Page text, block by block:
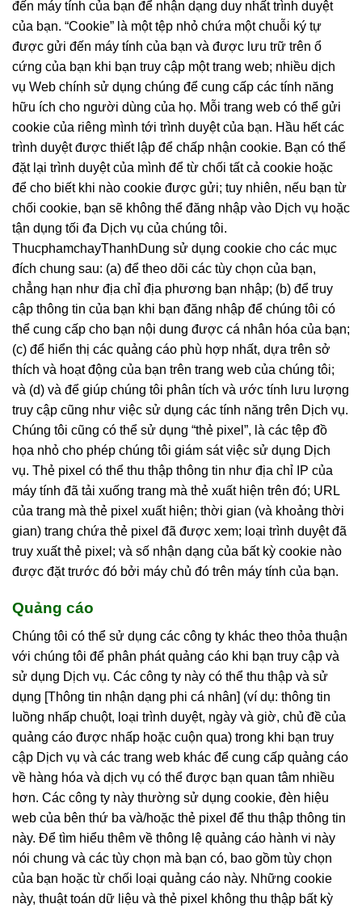
đến máy tính của bạn để nhận dạng duy nhất trình duyệt
của bạn. “Cookie” là một tệp nhỏ chứa một chuỗi ký tự
được gửi đến máy tính của bạn và được lưu trữ trên ổ
cứng của bạn khi bạn truy cập một trang web; nhiều dịch
vụ Web chính sử dụng chúng để cung cấp các tính năng
hữu ích cho người dùng của họ. Mỗi trang web có thể gửi
cookie của riêng mình tới trình duyệt của bạn. Hầu hết các
trình duyệt được thiết lập để chấp nhận cookie. Bạn có thể
đặt lại trình duyệt của mình để từ chối tất cả cookie hoặc
để cho biết khi nào cookie được gửi; tuy nhiên, nếu bạn từ
chối cookie, bạn sẽ không thể đăng nhập vào Dịch vụ hoặc
tận dụng tối đa Dịch vụ của chúng tôi.
ThucphamchayThanhDung sử dụng cookie cho các mục
đích chung sau: (a) để theo dõi các tùy chọn của bạn,
chẳng hạn như địa chỉ địa phương bạn nhập; (b) để truy
cập thông tin của bạn khi bạn đăng nhập để chúng tôi có
thể cung cấp cho bạn nội dung được cá nhân hóa của bạn;
(c) để hiển thị các quảng cáo phù hợp nhất, dựa trên sở
thích và hoạt động của bạn trên trang web của chúng tôi;
và (d) và để giúp chúng tôi phân tích và ước tính lưu lượng
truy cập cũng như việc sử dụng các tính năng trên Dịch vụ.
Chúng tôi cũng có thể sử dụng “thẻ pixel”, là các tệp đồ
họa nhỏ cho phép chúng tôi giám sát việc sử dụng Dịch
vụ. Thẻ pixel có thể thu thập thông tin như địa chỉ IP của
máy tính đã tải xuống trang mà thẻ xuất hiện trên đó; URL
của trang mà thẻ pixel xuất hiện; thời gian (và khoảng thời
gian) trang chứa thẻ pixel đã được xem; loại trình duyệt đã
truy xuất thẻ pixel; và số nhận dạng của bất kỳ cookie nào
được đặt trước đó bởi máy chủ đó trên máy tính của bạn.
Quảng cáo
Chúng tôi có thể sử dụng các công ty khác theo thỏa thuận
với chúng tôi để phân phát quảng cáo khi bạn truy cập và
sử dụng Dịch vụ. Các công ty này có thể thu thập và sử
dụng [Thông tin nhận dạng phi cá nhân] (ví dụ: thông tin
luồng nhấp chuột, loại trình duyệt, ngày và giờ, chủ đề của
quảng cáo được nhấp hoặc cuộn qua) trong khi bạn truy
cập Dịch vụ và các trang web khác để cung cấp quảng cáo
về hàng hóa và dịch vụ có thể được bạn quan tâm nhiều
hơn. Các công ty này thường sử dụng cookie, đèn hiệu
web của bên thứ ba và/hoặc thẻ pixel để thu thập thông tin
này. Để tìm hiểu thêm về thông lệ quảng cáo hành vi này
nói chung và các tùy chọn mà bạn có, bao gồm tùy chọn
của bạn hoặc từ chối loại quảng cáo này. Những cookie
này, thuật toán dữ liệu và thẻ pixel không thu thập bất kỳ